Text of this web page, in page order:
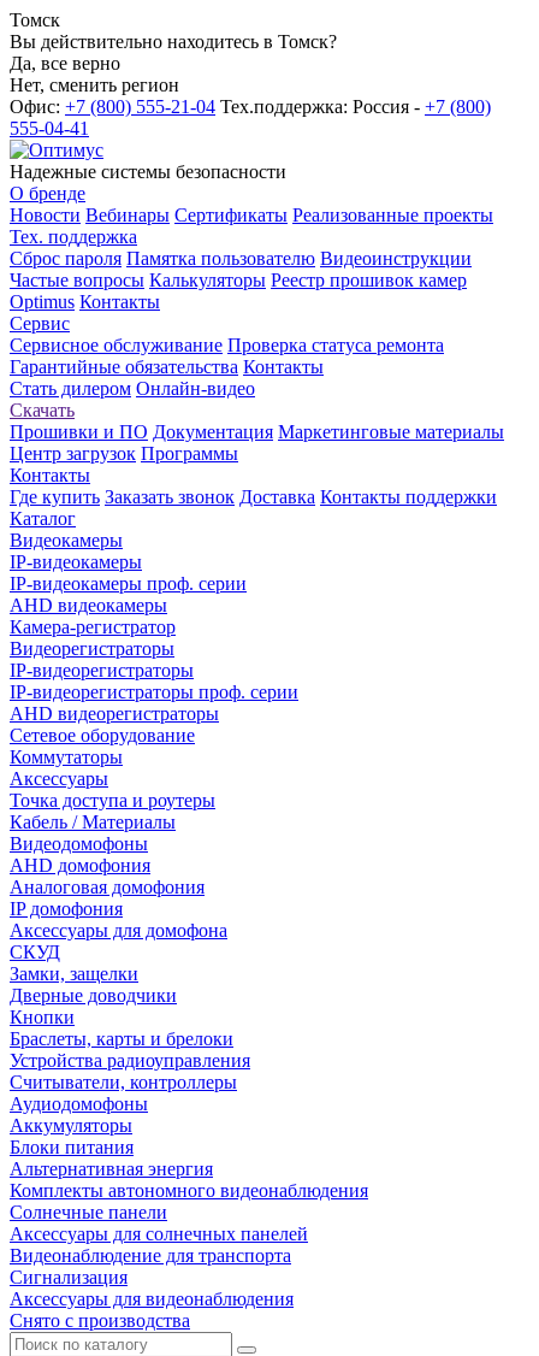
Томск
Вы действительно находитесь в Томск?
Да, все верно
Нет, сменить регион
Офис: +7 (800) 555-21-04 Тех.поддержка: Россия - +7 (800)
555-04-41
Надежные системы безопасности
О бренде
Новости Вебинары Сертификаты Реализованные проекты
Тех. поддержка
Сброс пароля Памятка пользователю Видеоинструкции
Частые вопросы Калькуляторы Реестр прошивок камер
Optimus Контакты
Сервис
Сервисное обслуживание Проверка статуса ремонта
Гарантийные обязательства Контакты
Стать дилером Онлайн-видео
Скачать
Прошивки и ПО Документация Маркетинговые материалы
Центр загрузок Программы
Контакты
Где купить Заказать звонок Доставка Контакты поддержки
Каталог
Видеокамеры
IP-видеокамеры
IP-видеокамеры проф. серии
AHD видеокамеры
Камера-регистратор
Видеорегистраторы
IP-видеорегистраторы
IP-видеорегистраторы проф. серии
AHD видеорегистраторы
Сетевое оборудование
Коммутаторы
Аксессуары
Точка доступа и роутеры
Кабель / Материалы
Видеодомофоны
AHD домофония
Аналоговая домофония
IP домофония
Аксессуары для домофона
СКУД
Замки, защелки
Дверные доводчики
Кнопки
Браслеты, карты и брелоки
Устройства радиоуправления
Считыватели, контроллеры
Аудиодомофоны
Аккумуляторы
Блоки питания
Альтернативная энергия
Комплекты автономного видеонаблюдения
Солнечные панели
Аксессуары для солнечных панелей
Видеонаблюдение для транспорта
Сигнализация
Аксессуары для видеонаблюдения
Снято с производства